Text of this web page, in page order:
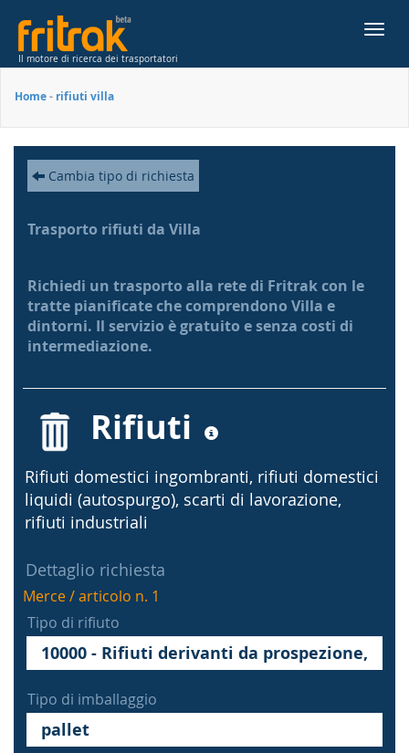
Il motore di ricerca dei trasportatori
Home- rifiuti villa
Cambia tipo di richiesta
Trasporto rifiuti da Villa
Richiedi un trasporto alla rete di Fritrak con le
tratte pianificate che comprendono Villa e
dintorni. Il servizio è gratuito e senza costi di
intermediazione.
Rifiuti
Rifiuti domestici ingombranti, rifiuti domestici
liquidi (autospurgo), scarti di lavorazione,
rifiuti industriali
Dettaglio richiesta
Merce / articolo n. 1
Tipo di rifiuto
Tipo di imballaggio